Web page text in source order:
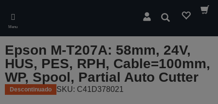
main
content
Menu
Pesquisar
Epson M-T207A: 58mm, 24V,
HUS, PES, RPH, Cable=100mm,
WP, Spool, Partial Auto Cutter
Descontinuado SKU: C41D378021